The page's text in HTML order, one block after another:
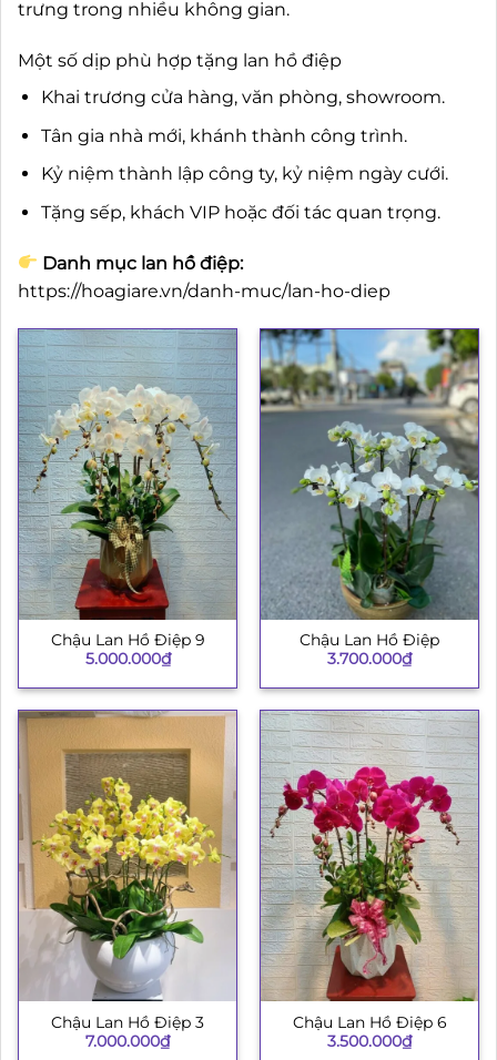
trưng trong nhiều không gian.
Một số dịp phù hợp tặng lan hồ điệp
Khai trương cửa hàng, văn phòng, showroom.
Tân gia nhà mới, khánh thành công trình.
Kỷ niệm thành lập công ty, kỷ niệm ngày cưới.
Tặng sếp, khách VIP hoặc đối tác quan trọng.
Danh mục lan hồ điệp:
https://hoagiare.vn/danh-muc/lan-ho-diep
Chậu Lan Hồ Điệp 9
5.000.000₫
Chậu Lan Hồ Điệp
3.700.000₫
Chậu Lan Hồ Điệp 3
7.000.000₫
Chậu Lan Hồ Điệp 6
3.500.000₫